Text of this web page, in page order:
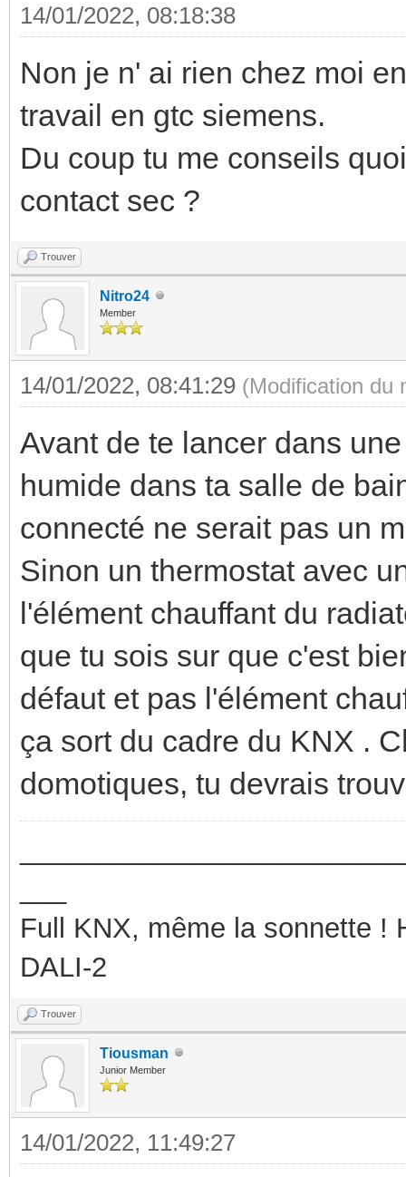
14/01/2022, 08:18:38
Non je n' ai rien chez moi
travail en gtc siemens.
Du coup tu me conseils
contact sec ?
Trouver
Nitro24
Member
14/01/2022, 08:41:29 (Modification du
Avant de te lancer dans
humide dans ta salle de
connecté ne serait pas un
Sinon un thermostat avec
l'élément chauffant du
que tu sois sur que c'est
défaut et pas l'élément
ça sort du cadre du KNX .
domotiques, tu devrais
Full KNX, même la sonnette !
DALI-2
Trouver
Tiousman
Junior Member
14/01/2022, 11:49:27